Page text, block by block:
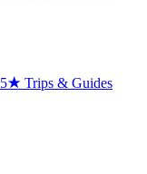
5★ Trips & Guides